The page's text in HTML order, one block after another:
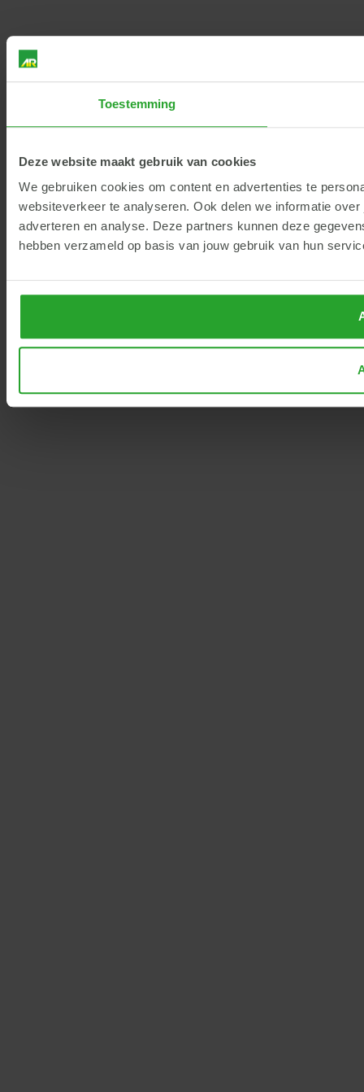
Toestemming
Deze website maakt gebruik van cookies
We gebruiken cookies om content en advertenties te
websiteverkeer te analyseren. Ook delen we informatie
adverteren en analyse. Deze partners kunnen deze
hebben verzameld op basis van jouw gebruik van hun